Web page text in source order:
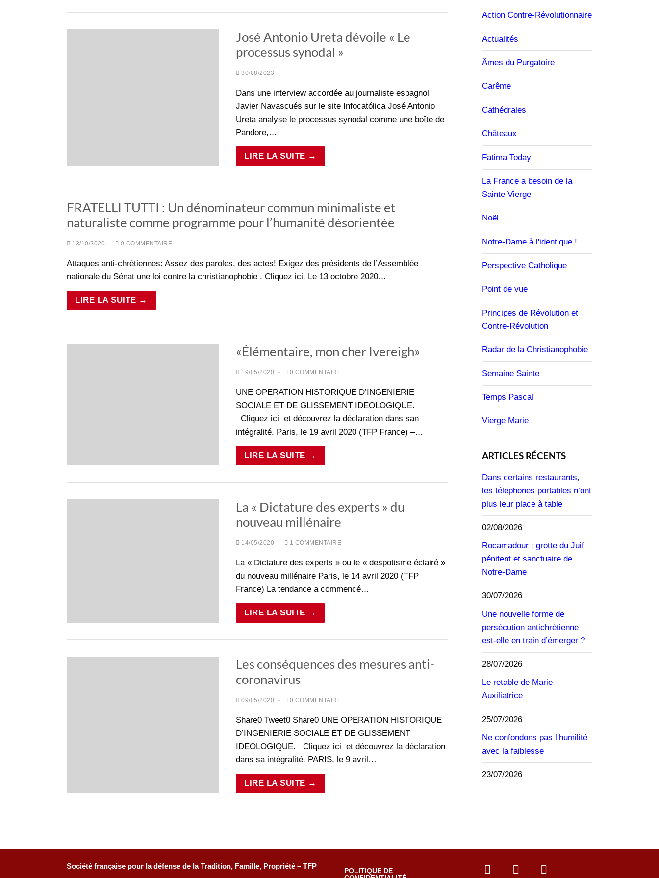
José Antonio Ureta dévoile « Le
processus synodal »
30/08/2023
Dans une interview accordée au journaliste espagnol
Javier Navascués sur le site Infocatólica José Antonio
Ureta analyse le processus synodal comme une boîte de
Pandore,…
LIRE LA SUITE →
FRATELLI TUTTI : Un dénominateur commun minimaliste et
naturaliste comme programme pour l’humanité désorientée
13/10/2020 - 0 COMMENTAIRE
Attaques anti-chrétiennes: Assez des paroles, des actes! Exigez des présidents de l’Assemblée
nationale du Sénat une loi contre la christianophobie . Cliquez ici. Le 13 octobre 2020…
LIRE LA SUITE →
«Élémentaire, mon cher Ivereigh»
19/05/2020 - 0 COMMENTAIRE
UNE OPERATION HISTORIQUE D’INGENIERIE
SOCIALE ET DE GLISSEMENT IDEOLOGIQUE.
Cliquez ici et découvrez la déclaration dans san
intégralité. Paris, le 19 avril 2020 (TFP France) –…
LIRE LA SUITE →
La « Dictature des experts » du
nouveau millénaire
14/05/2020 - 1 COMMENTAIRE
La « Dictature des experts » ou le « despotisme éclairé »
du nouveau millénaire Paris, le 14 avril 2020 (TFP
France) La tendance a commencé…
LIRE LA SUITE →
Les conséquences des mesures anti-
coronavirus
09/05/2020 - 0 COMMENTAIRE
Share0 Tweet0 Share0 UNE OPERATION HISTORIQUE
D’INGENIERIE SOCIALE ET DE GLISSEMENT
IDEOLOGIQUE. Cliquez ici et découvrez la déclaration
dans sa intégralité. PARIS, le 9 avril…
LIRE LA SUITE →
Action Contre-Révolutionnaire
Actualités
Âmes du Purgatoire
Carême
Cathédrales
Châteaux
Fatima Today
La France a besoin de la
Sainte Vierge
Noël
Notre-Dame à l'identique !
Perspective Catholique
Point de vue
Principes de Révolution et
Contre-Révolution
Radar de la Christianophobie
Semaine Sainte
Temps Pascal
Vierge Marie
ARTICLES RÉCENTS
Dans certains restaurants,
les téléphones portables n’ont
plus leur place à table
02/08/2026
Rocamadour : grotte du Juif
pénitent et sanctuaire de
Notre-Dame
30/07/2026
Une nouvelle forme de
persécution antichrétienne
est-elle en train d’émerger ?
28/07/2026
Le retable de Marie-
Auxiliatrice
25/07/2026
Ne confondons pas l’humilité
avec la faiblesse
23/07/2026
Société française pour la défense de la Tradition, Famille, Propriété – TFP
POLITIQUE DE